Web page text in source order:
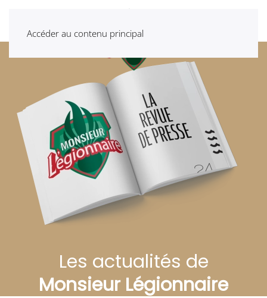
Accéder au contenu principal
Les actualités de
Monsieur Légionnaire